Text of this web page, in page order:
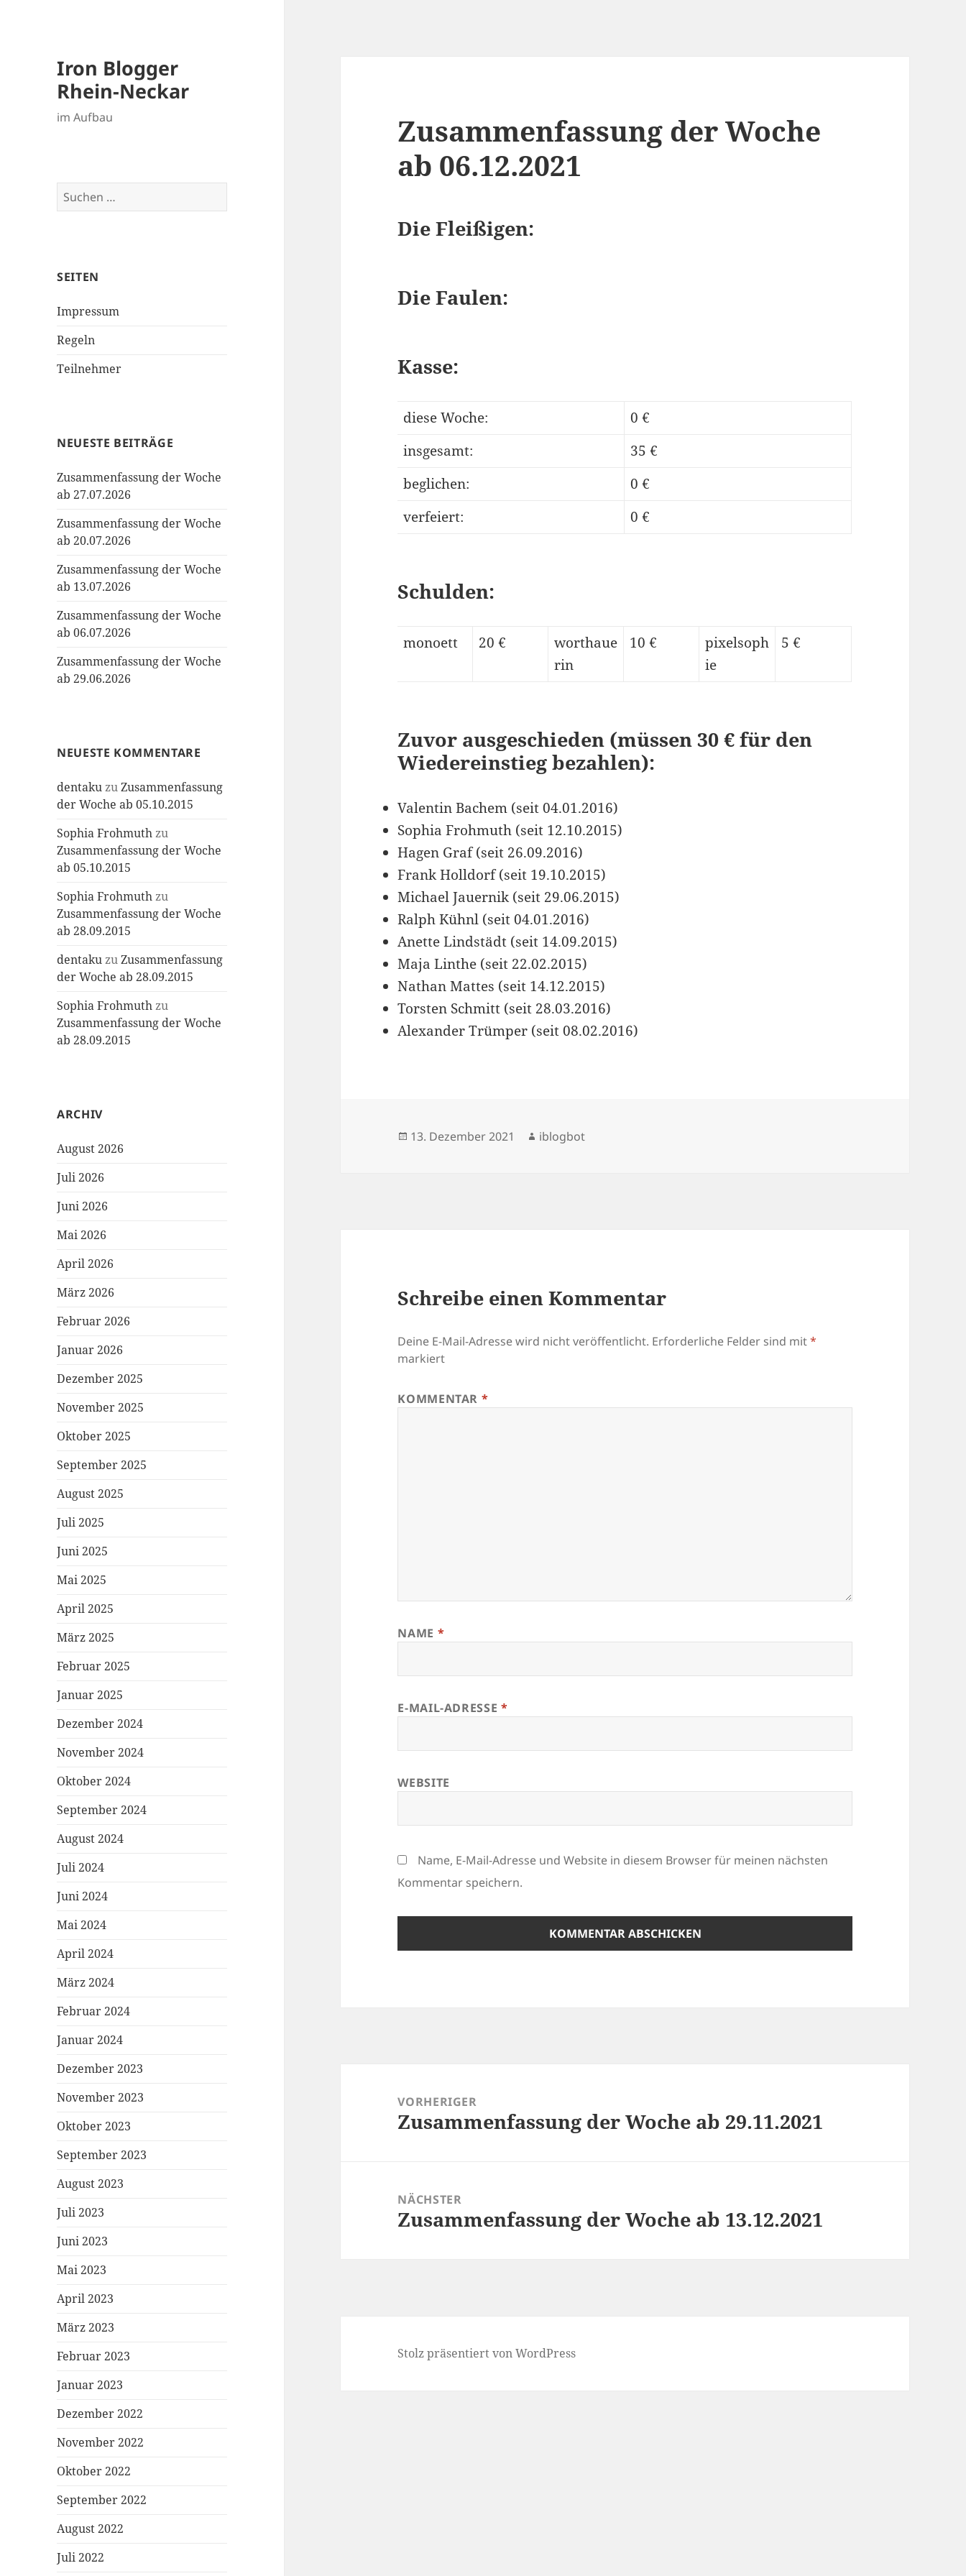
Iron Blogger
Rhein-Neckar
im Aufbau
Suchen
nach:
SEITEN
Impressum
Regeln
Teilnehmer
NEUESTE BEITRÄGE
Zusammenfassung der Woche
ab 27.07.2026
Zusammenfassung der Woche
ab 20.07.2026
Zusammenfassung der Woche
ab 13.07.2026
Zusammenfassung der Woche
ab 06.07.2026
Zusammenfassung der Woche
ab 29.06.2026
NEUESTE KOMMENTARE
dentakuzuZusammenfassung
der Woche ab 05.10.2015
Sophia Frohmuthzu
Zusammenfassung der Woche
ab 05.10.2015
Sophia Frohmuthzu
Zusammenfassung der Woche
ab 28.09.2015
dentakuzuZusammenfassung
der Woche ab 28.09.2015
Sophia Frohmuthzu
Zusammenfassung der Woche
ab 28.09.2015
ARCHIV
August 2026
Juli 2026
Juni 2026
Mai 2026
April 2026
März 2026
Februar 2026
Januar 2026
Dezember 2025
November 2025
Oktober 2025
September 2025
August 2025
Juli 2025
Juni 2025
Mai 2025
April 2025
März 2025
Februar 2025
Januar 2025
Dezember 2024
November 2024
Oktober 2024
September 2024
August 2024
Juli 2024
Juni 2024
Mai 2024
April 2024
März 2024
Februar 2024
Januar 2024
Dezember 2023
November 2023
Oktober 2023
September 2023
August 2023
Juli 2023
Juni 2023
Mai 2023
April 2023
März 2023
Februar 2023
Januar 2023
Dezember 2022
November 2022
Oktober 2022
September 2022
August 2022
Juli 2022
Zusammenfassung der Woche
ab 06.12.2021
Die Fleißigen:
Die Faulen:
Kasse:
diese Woche:
0 €
insgesamt:
35 €
beglichen:
0 €
verfeiert:
0 €
Schulden:
monoett 20 €
worthaue
rin
10 €
pixelsoph
ie
5 €
Zuvor ausgeschieden (müssen 30 € für den
Wiedereinstieg bezahlen):
Valentin Bachem (seit 04.01.2016)
Sophia Frohmuth (seit 12.10.2015)
Hagen Graf (seit 26.09.2016)
Frank Holldorf (seit 19.10.2015)
Michael Jauernik (seit 29.06.2015)
Ralph Kühnl (seit 04.01.2016)
Anette Lindstädt (seit 14.09.2015)
Maja Linthe (seit 22.02.2015)
Nathan Mattes (seit 14.12.2015)
Torsten Schmitt (seit 28.03.2016)
Alexander Trümper (seit 08.02.2016)
Veröffentlicht
13. Dezember 2021 Autor
iblogbot
Schreibe einen Kommentar
Deine E-Mail-Adresse wird nicht veröffentlicht. Erforderliche Felder sind mit*
markiert
KOMMENTAR *
NAME *
E-MAIL-ADRESSE *
WEBSITE
Name, E-Mail-Adresse und Website in diesem Browser für meinen nächsten
Kommentar speichern.
VORHERIGER
Vorheriger
Zusammenfassung der Woche ab 29.11.2021
NÄCHSTER
Nächster
Zusammenfassung der Woche ab 13.12.2021
Stolz präsentiert von WordPress